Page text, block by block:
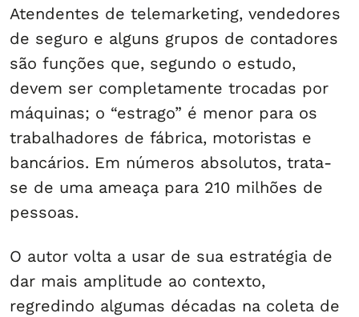
Atendentes de telemarketing, vendedores
de seguro e alguns grupos de contadores
são funções que, segundo o estudo,
devem ser completamente trocadas por
máquinas; o “estrago” é menor para os
trabalhadores de fábrica, motoristas e
bancários. Em números absolutos, trata-
se de uma ameaça para 210 milhões de
pessoas.
O autor volta a usar de sua estratégia de
dar mais amplitude ao contexto,
regredindo algumas décadas na coleta de